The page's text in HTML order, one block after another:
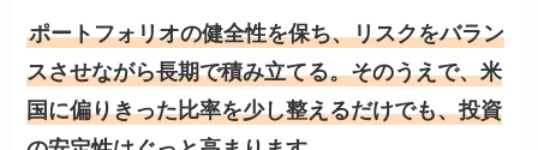
ポートフォリオの健全性を保ち、リスクをバラン
スさせながら長期で積み立てる。そのうえで、米
国に偏りきった比率を少し整えるだけでも、投資